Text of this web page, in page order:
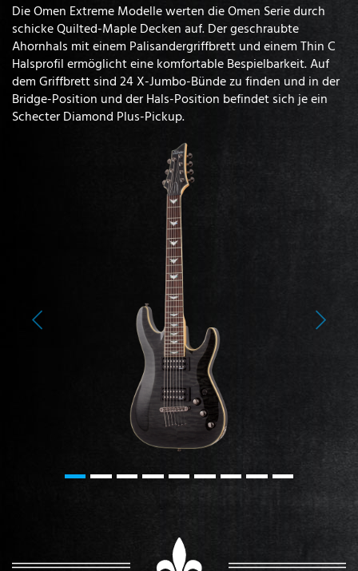
Die Omen Extreme Modelle werten die Omen Serie durch
schicke Quilted-Maple Decken auf. Der geschraubte
Ahornhals mit einem Palisandergriffbrett und einem Thin C
Halsprofil ermöglicht eine komfortable Bespielbarkeit. Auf
dem Griffbrett sind 24 X-Jumbo-Bünde zu finden und in der
Bridge-Position und der Hals-Position befindet sich je ein
Schecter Diamond Plus-Pickup.
Previous Next